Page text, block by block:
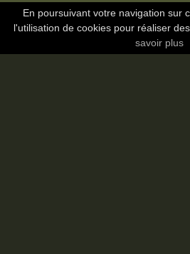
Nos partenaires
Faites-nous connaitre
Nous contacter
En poursuivant votre navigation sur
l'utilisation de cookies pour réaliser
savoir plus